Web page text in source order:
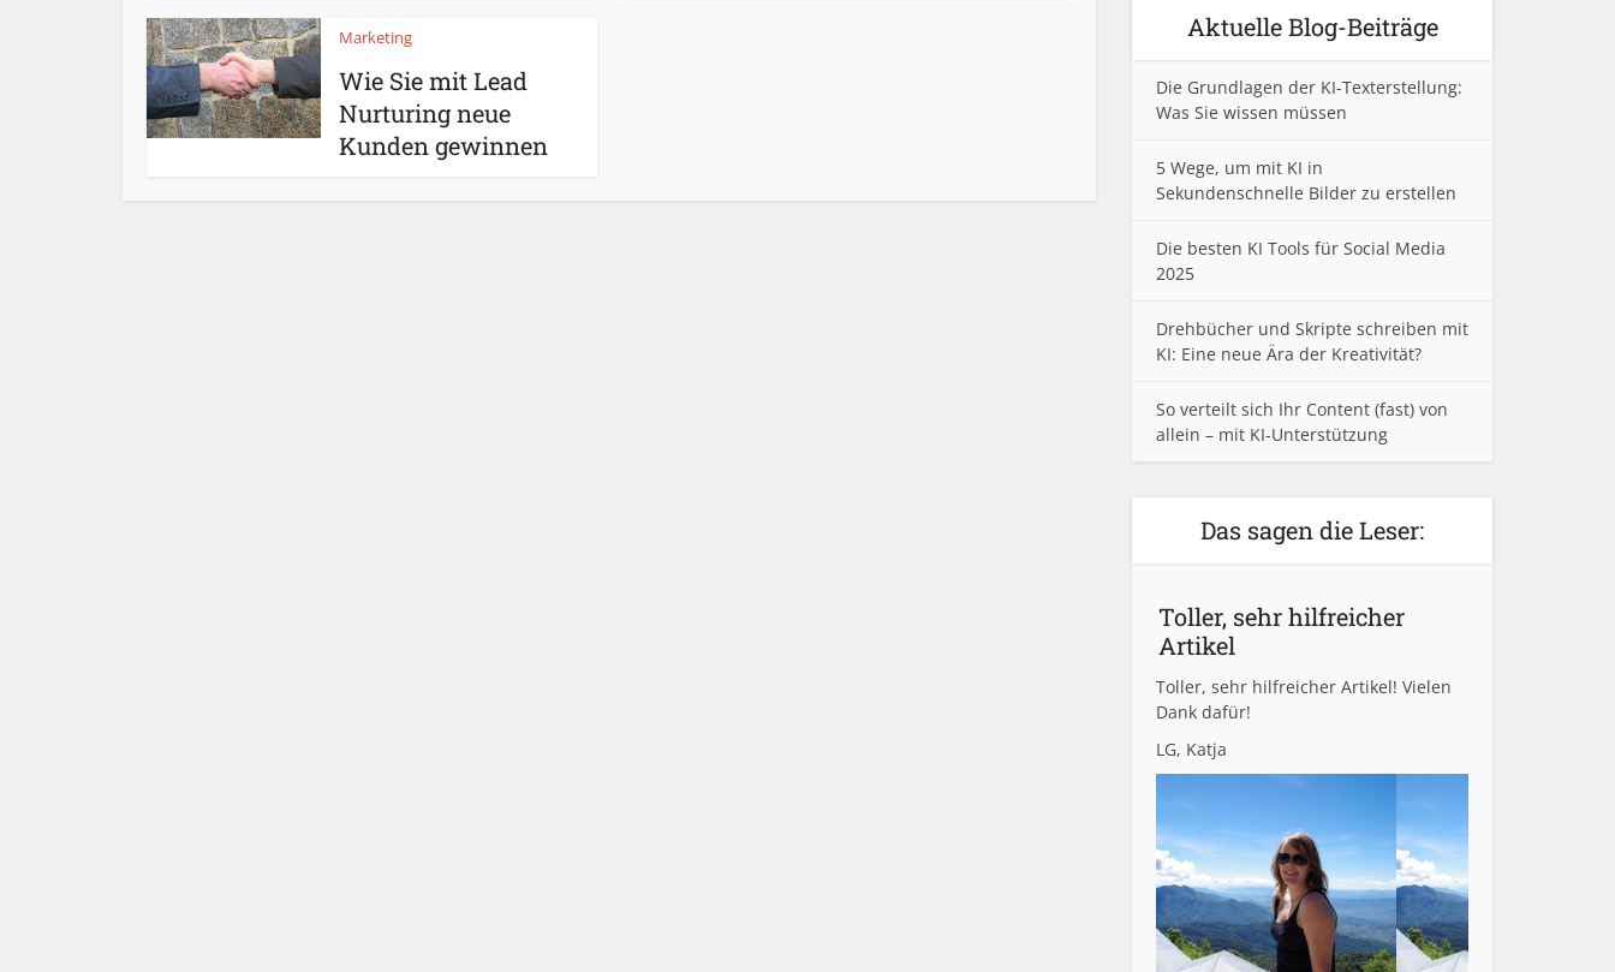
Marketing
Wie Sie mit Lead
Nurturing neue
Kunden gewinnen
Aktuelle Blog-Beiträge
Die Grundlagen der KI-Texterstellung:
Was Sie wissen müssen
5 Wege, um mit KI in
Sekundenschnelle Bilder zu erstellen
Die besten KI Tools für Social Media
2025
Drehbücher und Skripte schreiben mit
KI: Eine neue Ära der Kreativität?
So verteilt sich Ihr Content (fast) von
allein – mit KI-Unterstützung
Das sagen die Leser:
Toller, sehr hilfreicher
Artikel
Toller, sehr hilfreicher Artikel! Vielen
Dank dafür!
LG, Katja